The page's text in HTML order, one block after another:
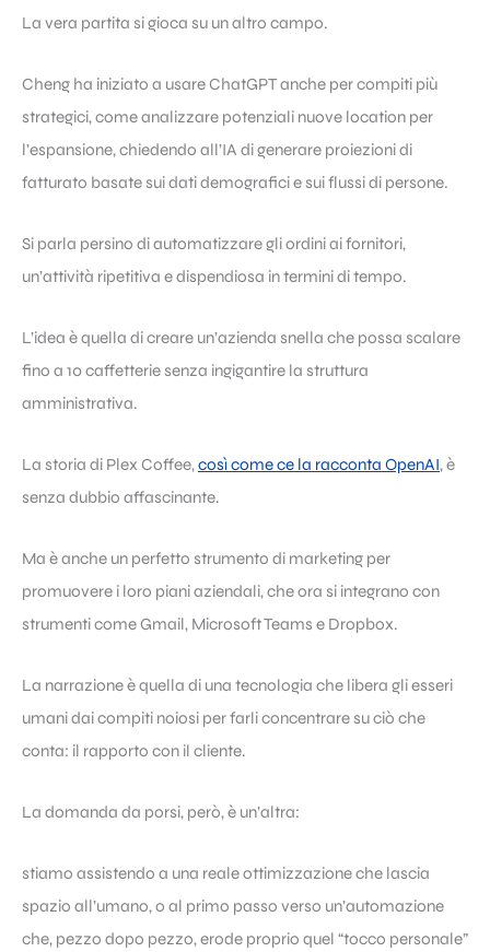
La vera partita si gioca su un altro campo.
Cheng ha iniziato a usare ChatGPT anche per compiti più
strategici, come analizzare potenziali nuove location per
l’espansione, chiedendo all’IA di generare proiezioni di
fatturato basate sui dati demografici e sui flussi di persone.
Si parla persino di automatizzare gli ordini ai fornitori,
un’attività ripetitiva e dispendiosa in termini di tempo.
L’idea è quella di creare un’azienda snella che possa scalare
fino a 10 caffetterie senza ingigantire la struttura
amministrativa.
La storia di Plex Coffee,così come ce la racconta OpenAI, è
senza dubbio affascinante.
Ma è anche un perfetto strumento di marketing per
promuovere i loro piani aziendali, che ora si integrano con
strumenti come Gmail, Microsoft Teams e Dropbox.
La narrazione è quella di una tecnologia che libera gli esseri
umani dai compiti noiosi per farli concentrare su ciò che
conta: il rapporto con il cliente.
La domanda da porsi, però, è un’altra:
stiamo assistendo a una reale ottimizzazione che lascia
spazio all’umano, o al primo passo verso un’automazione
che, pezzo dopo pezzo, erode proprio quel “tocco personale”